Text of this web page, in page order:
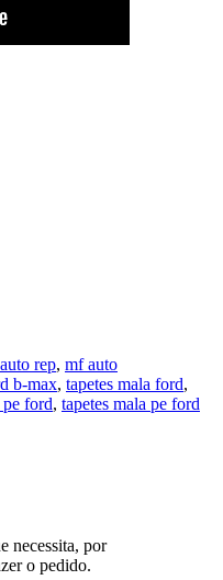
rep, mf auto
b-max, tapetes mala ford,
pe ford, tapetes mala pe ford
necessita, por
o pedido.